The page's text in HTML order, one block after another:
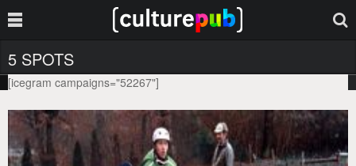
5 SPOTS
[icegram campaigns="52267"]